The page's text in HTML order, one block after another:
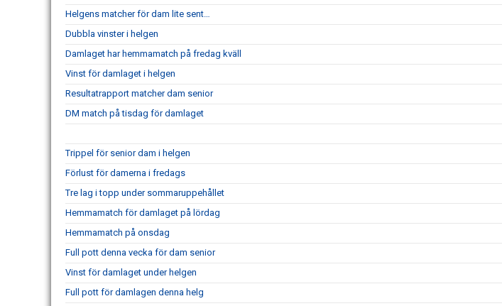
Helgens matcher för dam lite sent…
Dubbla vinster i helgen
Damlaget har hemmamatch på fredag kväll
Vinst för damlaget i helgen
Resultatrapport matcher dam senior
DM match på tisdag för damlaget
Trippel för senior dam i helgen
Förlust för damerna i fredags
Tre lag i topp under sommaruppehållet
Hemmamatch för damlaget på lördag
Hemmamatch på onsdag
Full pott denna vecka för dam senior
Vinst för damlaget under helgen
Full pott för damlagen denna helg